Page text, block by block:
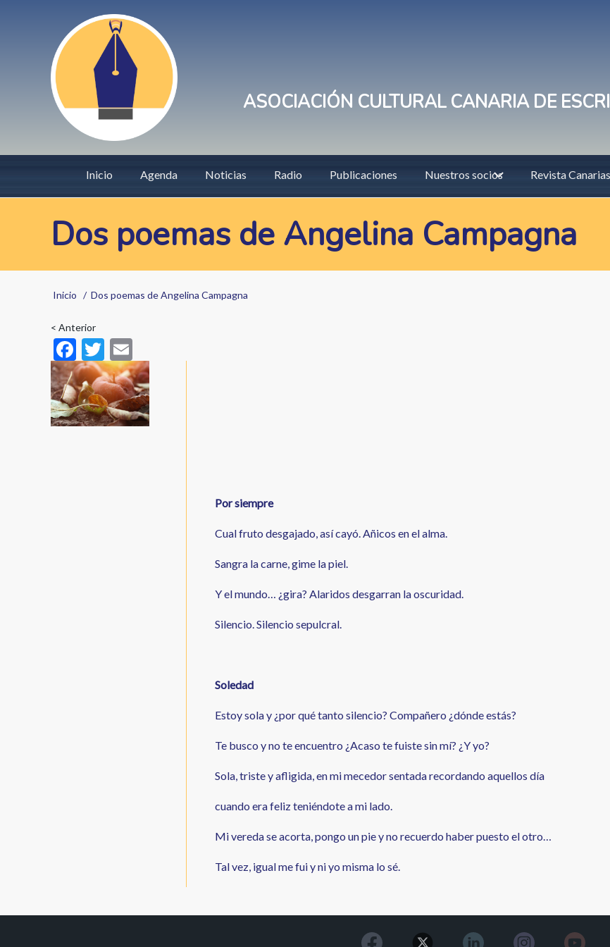
User
account
menu
ASOCIACIÓN CULTURAL CANARIA DE
Main
navigation
Inicio Agenda Noticias Radio Publicaciones Nuestros socios Revista
Dos poemas de Angelina Campagna
Sobrescribir
enlaces
de
ayuda
a
la
Inicio Dos poemas de Angelina Campagna
< Anterior
F
ac
e
b
T
w
itt
er
m
ai
l
Por siempre
Cual fruto desgajado, así cayó. Añicos en el alma.
Sangra la carne, gime la piel.
Y el mundo… ¿gira? Alaridos desgarran la oscuridad.
Silencio. Silencio sepulcral.
Soledad
Estoy sola y ¿por qué tanto silencio? Compañero ¿dónde estás?
Te busco y no te encuentro ¿Acaso te fuiste sin mí? ¿Y yo?
Sola, triste y afligida, en mi mecedor sentada recordando aquellos día
cuando era feliz teniéndote a mi lado.
Mi vereda se acorta, pongo un pie y no recuerdo haber puesto el otro…
Tal vez, igual me fui y ni yo misma lo sé.